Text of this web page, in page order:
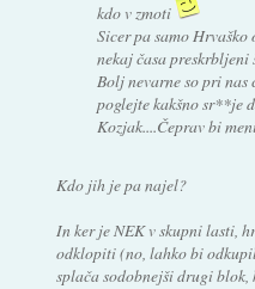
kdo v zmoti
Sicer pa samo Hrvaško
nekaj časa preskrbljeni
Bolj nevarne so pri
poglejte kakšno sr**je
Kozjak....Čeprav bi
Kdo jih je pa najel?
In ker je NEK v skupni lasti,
odklopiti (no, lahko bi
splača sodobnejši drugi